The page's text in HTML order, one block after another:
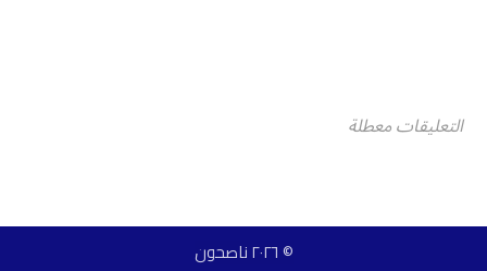
التعليقات معطلة
© ٢٠٢٦ ناصحون